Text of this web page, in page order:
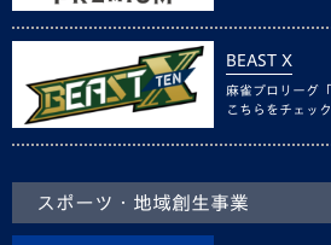
BEAST X
麻雀プロリーグ
こちらをチェック
スポーツ・地域創生事業